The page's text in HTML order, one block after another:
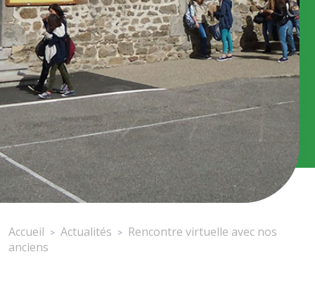
Accueil > Actualités > Rencontre virtuelle avec nos
anciens